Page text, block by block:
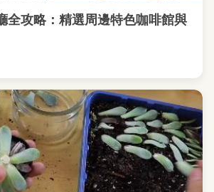
全攻略：精選周邊特色咖啡館與